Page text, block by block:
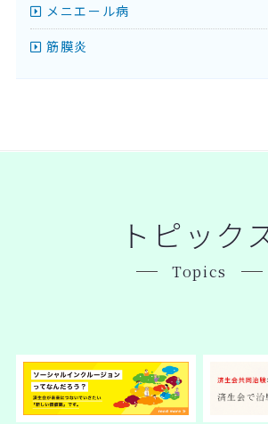
メニエール病
筋膜炎
トピック
Topics